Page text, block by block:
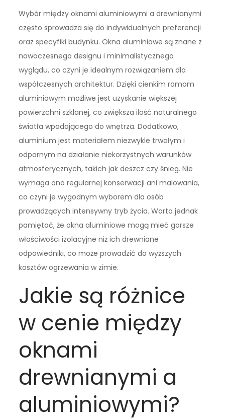
Wybór między oknami aluminiowymi a drewnianymi
często sprowadza się do indywidualnych preferencji
oraz specyfiki budynku. Okna aluminiowe są znane z
nowoczesnego designu i minimalistycznego
wyglądu, co czyni je idealnym rozwiązaniem dla
współczesnych architektur. Dzięki cienkim ramom
aluminiowym możliwe jest uzyskanie większej
powierzchni szklanej, co zwiększa ilość naturalnego
światła wpadającego do wnętrza. Dodatkowo,
aluminium jest materiałem niezwykle trwałym i
odpornym na działanie niekorzystnych warunków
atmosferycznych, takich jak deszcz czy śnieg. Nie
wymaga ono regularnej konserwacji ani malowania,
co czyni je wygodnym wyborem dla osób
prowadzących intensywny tryb życia. Warto jednak
pamiętać, że okna aluminiowe mogą mieć gorsze
właściwości izolacyjne niż ich drewniane
odpowiedniki, co może prowadzić do wyższych
kosztów ogrzewania w zimie.
Jakie są różnice
w cenie między
oknami
drewnianymi a
aluminiowymi?